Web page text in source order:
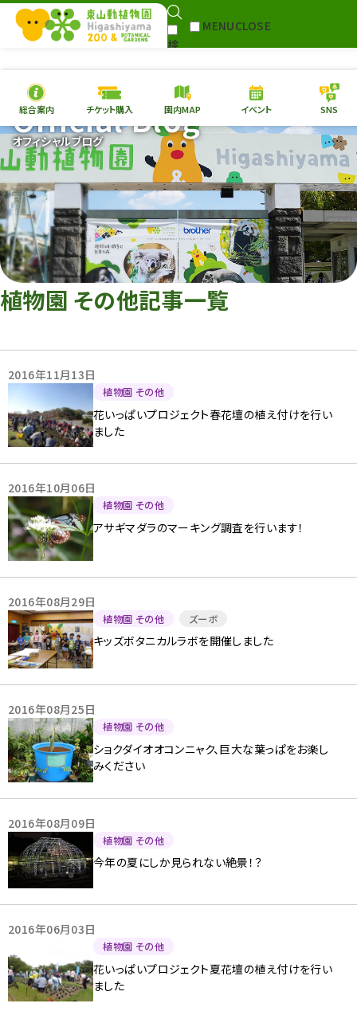
検
MENUCLOSE
本日の開園情報 チケ
園内MAP イベント
総合案内
動物園 植物園
再生プラン
東山動植物園
への支援
環境教育
Follow
総合案内 チケット購入 園内MAP イベント SNS
オフィシャルブログ
Official Blog
植物園 その他記事一覧
2016年11月13日
植物園 その他
花いっぱいプロジェクト春花壇の植え付けを行い
ました
2016年10月06日
植物園 その他
アサギマダラのマーキング調査を行います！
2016年08月29日
植物園 その他 ズーボ
キッズボタニカルラボを開催しました
2016年08月25日
植物園 その他
ショクダイオオコンニャク、巨大な葉っぱをお楽し
みください
2016年08月09日
植物園 その他
今年の夏にしか見られない絶景！？
2016年06月03日
植物園 その他
花いっぱいプロジェクト夏花壇の植え付けを行い
ました